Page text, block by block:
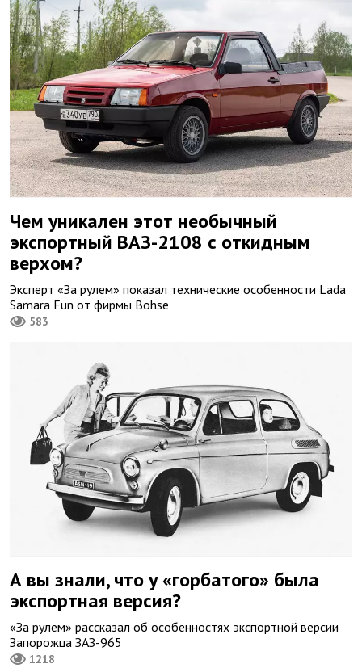
Чем уникален этот необычный
экспортный ВАЗ-2108 с откидным
верхом?
Эксперт «За рулем» показал технические особенности Lada
Samara Fun от фирмы Bohse
583
А вы знали, что у «горбатого» была
экспортная версия?
«За рулем» рассказал об особенностях экспортной версии
Запорожца ЗАЗ-965
1218